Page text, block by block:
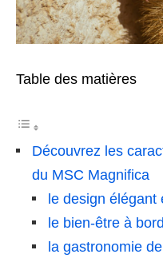
Table des matières
Découvrez les
du MSC Magnifica
le design élégant
le bien-être à bord
la gastronomie